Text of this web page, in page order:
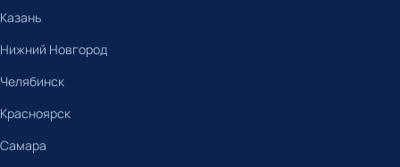
Казань
Нижний Новгород
Челябинск
Красноярск
Самара